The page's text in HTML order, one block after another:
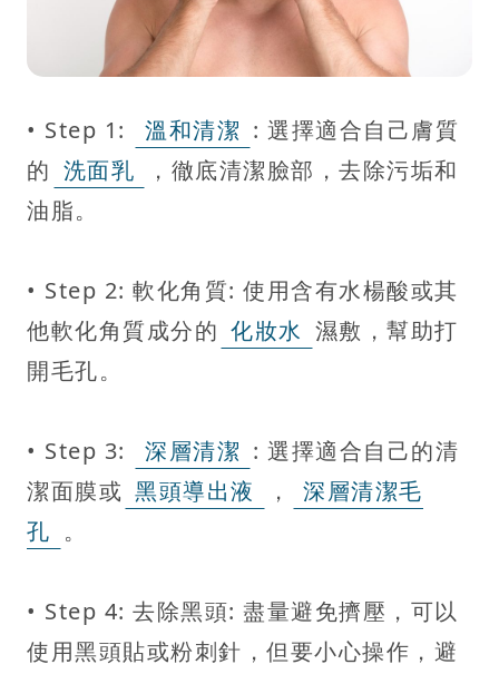
• Step 1: 溫和清潔 : 選擇適合自己膚質
的 洗面乳
，徹底清潔臉部，去除污垢和
油脂。
• Step 2: 軟化角質: 使用含有水楊酸或其
他軟化角質成分的 化妝水 濕敷，幫助打
開毛孔。
• Step 3: 深層清潔 : 選擇適合自己的清
潔面膜或 黑頭導出液 ，
深層清潔毛
孔 。
• Step 4: 去除黑頭: 盡量避免擠壓，可以
使用黑頭貼或粉刺針，但要小心操作，避